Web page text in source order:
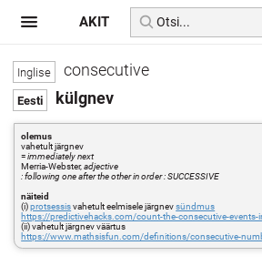
consecutive
külgnev
olemus
vahetult järgnev
=immediately next
Merria-Webster,adjective
: following one after the other in order : SUCCESSIVE
näiteid
(i)protsessisvahetult eelmisele järgnevsündmus
https://predictivehacks.com/count-the-consecutive-events-
(ii) vahetult järgnev väärtus
https://www.mathsisfun.com/definitions/consecutive-
AKIT